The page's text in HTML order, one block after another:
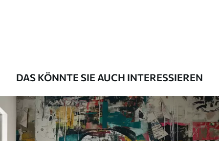
80 .00 48.00₣/m²
DAS KÖNNTE SIE AUCH INTERESSIEREN